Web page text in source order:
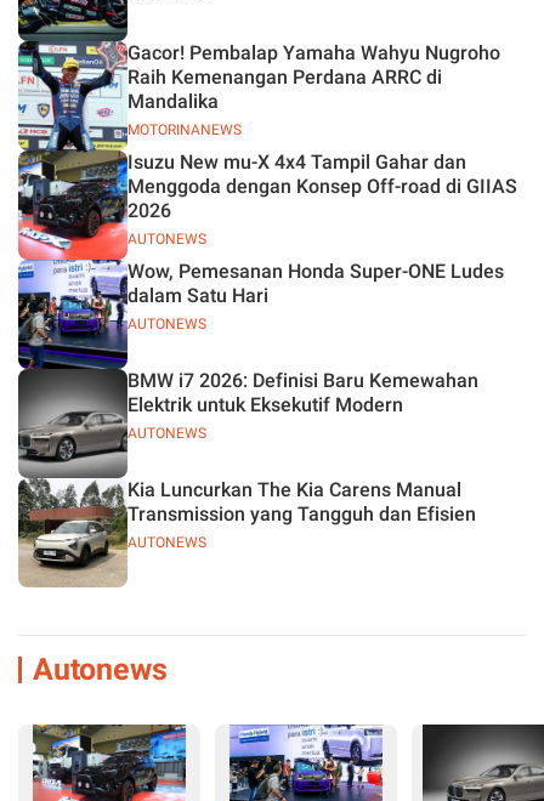
MOTORINANEWS
Gacor! Pembalap Yamaha Wahyu Nugroho
Raih Kemenangan Perdana ARRC di
Mandalika
AUTONEWS
Isuzu New mu-X 4x4 Tampil Gahar dan
Menggoda dengan Konsep Off-road di GIIAS
2026
AUTONEWS
Wow, Pemesanan Honda Super-ONE Ludes
dalam Satu Hari
AUTONEWS
BMW i7 2026: Definisi Baru Kemewahan
Elektrik untuk Eksekutif Modern
AUTONEWS
Kia Luncurkan The Kia Carens Manual
Transmission yang Tangguh dan Efisien
Autonews